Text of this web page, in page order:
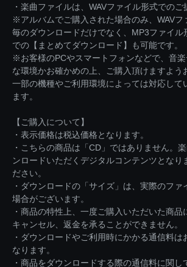
・楽曲ファイルは、WAVファイル形式でのご
※アルバムでご購入された場合のみ、WAVフ
毎のダウンロードだけでなく、MP3ファイル
での【まとめてダウンロード】も可能です。
※お客様のPCやスマートフォンなどで、音
な環境かお確かめの上、ご購入頂けますよう
一部の機種やご利用環境によっては対応して
ます。
【ご購入について】
・表示価格は税込価格となります。
・こちらの商品は「CD」ではありません。
ンロードいただくデジタルコンテンツとなり
ださい。
・ダウンロードの「サイズ」は、実際のファ
場合がございます。
・商品の特性上、一度ご購入いただいた商
キャンセル、返金を承ることができません。
・ダウンロードやご利用時にかかる通信料は
なります。
・商品をダウンロードする際の通信料に関し